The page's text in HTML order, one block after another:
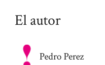
El autor
Pedro Perez